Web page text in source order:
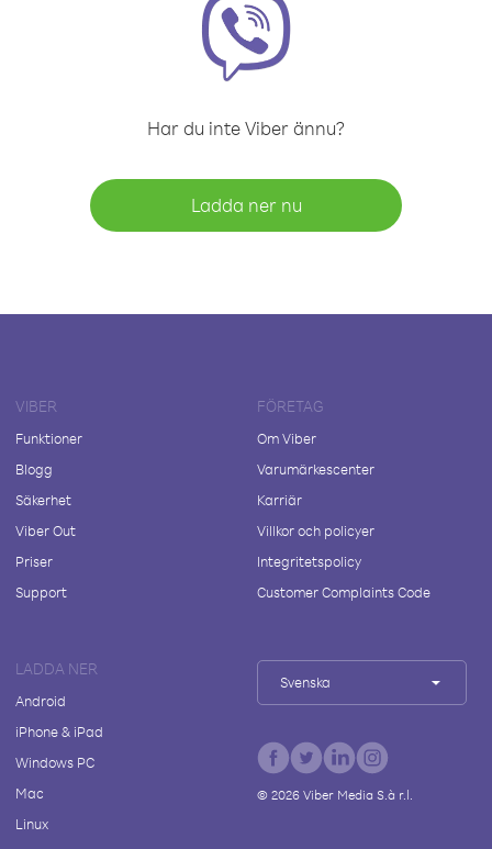
Har du inte Viber ännu?
Ladda ner nu
VIBER
Funktioner
Blogg
Säkerhet
Viber Out
Priser
Support
FÖRETAG
Om Viber
Varumärkescenter
Karriär
Villkor och policyer
Integritetspolicy
Customer Complaints Code
LADDA NER
Android
iPhone & iPad
Windows PC
Mac
Linux
Svenska
© 2026Viber Media S.à r.l.